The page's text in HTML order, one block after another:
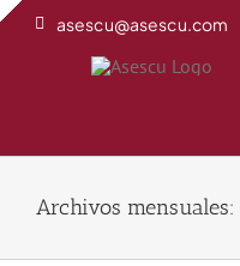
Saltar
asescu@asescu.com
Archivos mensuales: